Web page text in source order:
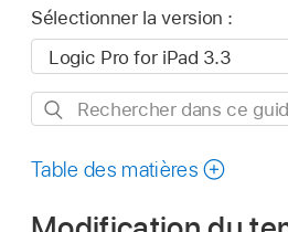
Sélectionner la version :
Rechercher
ce
Table des matières